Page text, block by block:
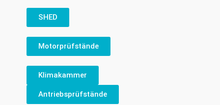
SHED
Motorprüfstände
Klimakammer
Antriebsprüfstände